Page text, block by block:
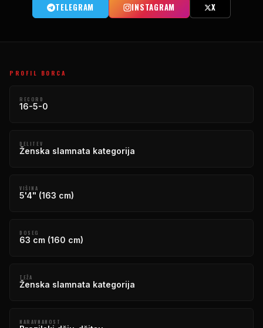
TELEGRAM INSTAGRAM X
PROFIL BORCA
RECORD
16-5-0
DELITEV
Ženska slamnata kategorija
VIŠINA
5'4" (163 cm)
DOSEG
63 cm (160 cm)
TEŽA
Ženska slamnata kategorija
NARAVNANOST